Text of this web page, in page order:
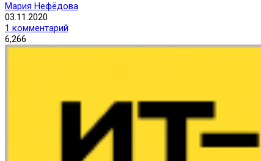
Мария Нефёдова
03.11.2020
1 комментарий
6,266